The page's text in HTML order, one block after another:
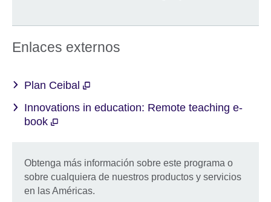
Enlaces externos
Plan Ceibal
Innovations in education: Remote teaching e-
book
Obtenga más información sobre este programa o
sobre cualquiera de nuestros productos y servicios
en las Américas.